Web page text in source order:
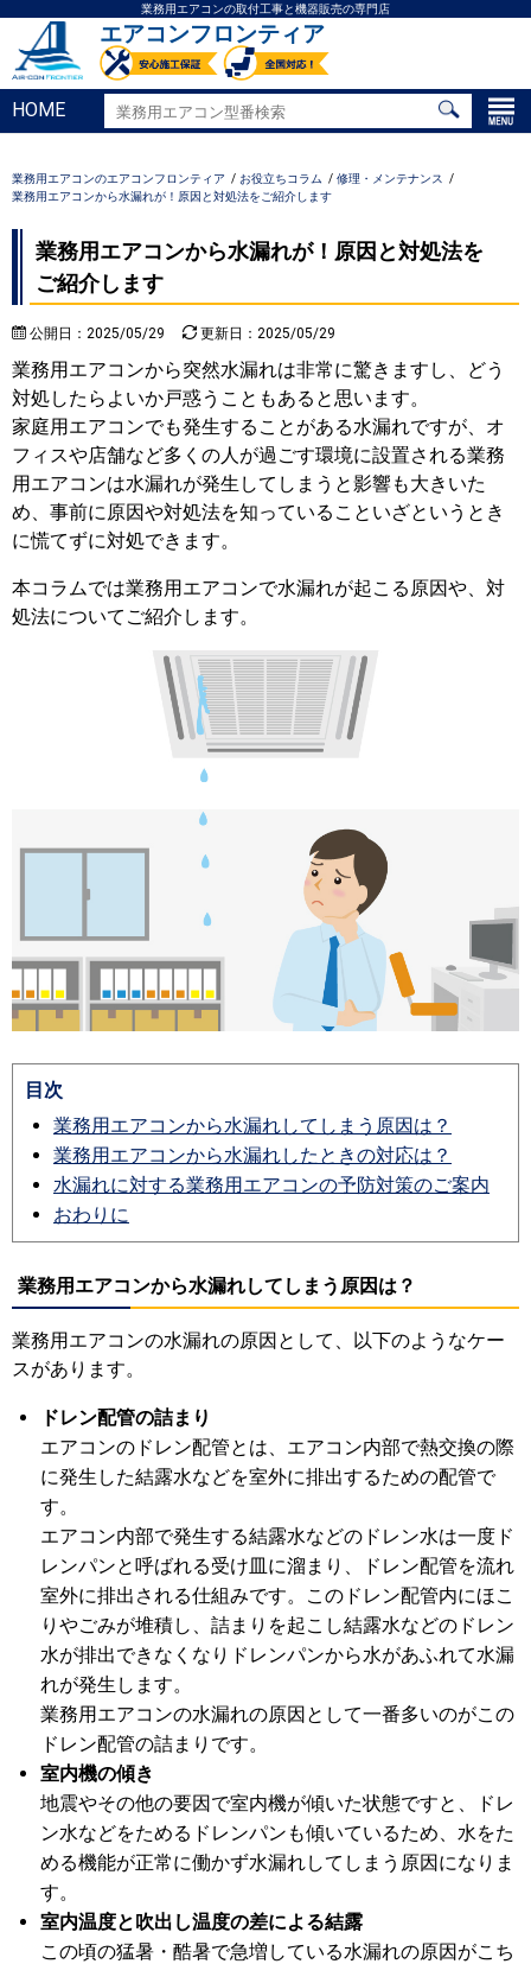
業務用エアコンの取付工事と機器販売の専門店
エアコンフロンティア
HOME
業務用エアコンのエアコンフロンティア お役立ちコラム
修理・メンテナンス
業務用エアコンから水漏れが！原因と対処法をご紹介します
業務用エアコンから水漏れが！原因と対処法を
ご紹介します
公開日：2025/05/29 更新日：2025/05/29
業務用エアコンから突然水漏れは非常に驚きますし、どう
対処したらよいか戸惑うこともあると思います。
家庭用エアコンでも発生することがある水漏れですが、オ
フィスや店舗など多くの人が過ごす環境に設置される業務
用エアコンは水漏れが発生してしまうと影響も大きいた
め、事前に原因や対処法を知っていることいざというとき
に慌てずに対処できます。
本コラムでは業務用エアコンで水漏れが起こる原因や、対
処法についてご紹介します。
目次
業務用エアコンから水漏れしてしまう原因は？
業務用エアコンから水漏れしたときの対応は？
水漏れに対する業務用エアコンの予防対策のご案内
おわりに
業務用エアコンから水漏れしてしまう原因は？
業務用エアコンの水漏れの原因として、以下のようなケー
スがあります。
ドレン配管の詰まり
エアコンのドレン配管とは、エアコン内部で熱交換の際
に発生した結露水などを室外に排出するための配管で
す。
エアコン内部で発生する結露水などのドレン水は一度ド
レンパンと呼ばれる受け皿に溜まり、ドレン配管を流れ
室外に排出される仕組みです。このドレン配管内にほこ
りやごみが堆積し、詰まりを起こし結露水などのドレン
水が排出できなくなりドレンパンから水があふれて水漏
れが発生します。
業務用エアコンの水漏れの原因として一番多いのがこの
ドレン配管の詰まりです。
室内機の傾き
地震やその他の要因で室内機が傾いた状態ですと、ドレ
ン水などをためるドレンパンも傾いているため、水をた
める機能が正常に働かず水漏れしてしまう原因になりま
す。
室内温度と吹出し温度の差による結露
この頃の猛暑・酷暑で急増している水漏れの原因がこち